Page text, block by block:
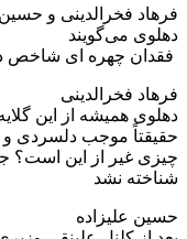
فرهاد فخرالدینی و
دهلوی می‌گویند
فقدان چهره‌ ای شاخص
فرهاد فخرالدینی
دهلوی همیشه از این
حقیقتاً موجب دلسردی و
چیزی غیر از این است؟
شناخته نشد
حسین علیزاده